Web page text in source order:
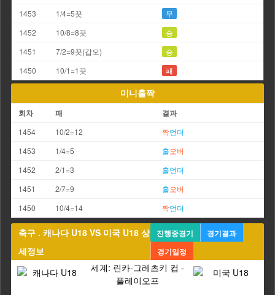
1453
1/4=5끗
무
1452
10/8=8끗
승
1451
7/2=9끗(갑오)
승
1450
10/1=1끗 패
미니홀짝
회차 패 결과
1454 10/2=12 짝언더
1453
1/4=5 홀오버
1452
2/1=3 홀언더
1451
2/7=9 홀오버
1450
10/4=14 짝언더
축구 . 캐나다 U18 VS 미국 U18 상
세정보
진행중경기
경기결과
경기일정
세계: 린카-그레츠키 컵 -
플레이오프